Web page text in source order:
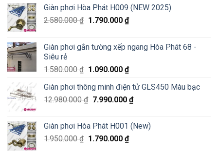
Giàn phơi Hòa Phát H009 (NEW 2025)
2.580.000₫ 1.790.000 ₫
Giàn phơi gắn tường xếp ngang Hòa Phát 68 -
Siêu rẻ
1.580.000₫ 1.090.000 ₫
Giàn phơi thông minh điện tử GLS450 Màu bạc
12.980.000₫ 7.990.000 ₫
Giàn phơi Hòa Phát H001 (New)
1.950.000₫ 1.790.000 ₫